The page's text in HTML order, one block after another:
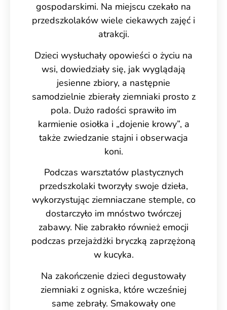
gospodarskimi. Na miejscu czekało na
przedszkolaków wiele ciekawych zajęć i
atrakcji.
Dzieci wysłuchały opowieści o życiu na
wsi, dowiedziały się, jak wyglądają
jesienne zbiory, a następnie
samodzielnie zbierały ziemniaki prosto z
pola. Dużo radości sprawiło im
karmienie osiołka i „dojenie krowy”, a
także zwiedzanie stajni i obserwacja
koni.
Podczas warsztatów plastycznych
przedszkolaki tworzyły swoje dzieła,
wykorzystując ziemniaczane stemple, co
dostarczyło im mnóstwo twórczej
zabawy. Nie zabrakło również emocji
podczas przejażdżki bryczką zaprzężoną
w kucyka.
Na zakończenie dzieci degustowały
ziemniaki z ogniska, które wcześniej
same zebrały. Smakowały one